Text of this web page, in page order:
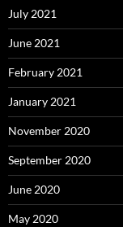
July 2021
June 2021
February 2021
January 2021
November 2020
September 2020
June 2020
May 2020